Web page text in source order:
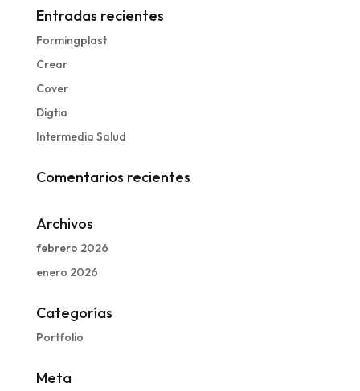
Entradas recientes
Formingplast
Crear
Cover
Digtia
Intermedia Salud
Comentarios recientes
Archivos
febrero 2026
enero 2026
Categorías
Portfolio
Meta